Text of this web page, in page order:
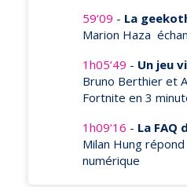
59‘09 - La
Marion Haza
1h05‘49 - Un jeu
Bruno Berthier et
Fortnite en 3
1h09‘16 - La FAQ
Milan Hung
numérique